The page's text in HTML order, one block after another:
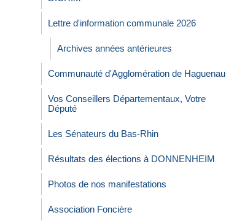
Lettre d'information communale 2026
Archives années antérieures
Communauté d'Agglomération de Haguenau
Vos Conseillers Départementaux, Votre
Député
Les Sénateurs du Bas-Rhin
Résultats des élections à DONNENHEIM
Photos de nos manifestations
Association Foncière